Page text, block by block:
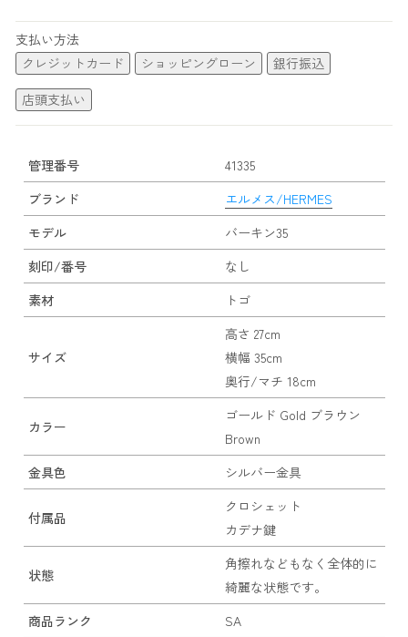
支払い方法
クレジットカード
ショッピングローン
銀行振込
店頭支払い
管理番号
41335
ブランド
エルメス/HERMES
モデル
バーキン35
刻印/番号
なし
素材
トゴ
サイズ
高さ 27cm
横幅 35cm
奥行/マチ 18cm
カラー
ゴールド Gold ブラウン
Brown
金具色
シルバー金具
付属品
クロシェット
カデナ鍵
状態
角擦れなどもなく全体的に
綺麗な状態です。
商品ランク
SA